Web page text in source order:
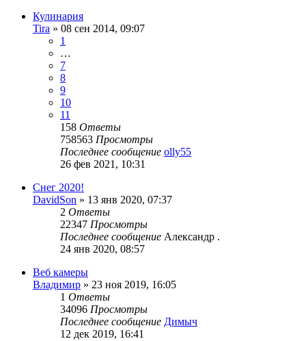
Кулинария
Tira » 08 сен 2014, 09:07
1
…
7
8
9
10
11
158 Ответы
758563 Просмотры
Последнее сообщение olly55
26 фев 2021, 10:31
Снег 2020!
DavidSon » 13 янв 2020, 07:37
2 Ответы
22347 Просмотры
Последнее сообщение Александр .
24 янв 2020, 08:57
Веб камеры
Владимир » 23 ноя 2019, 16:05
1 Ответы
34096 Просмотры
Последнее сообщение Димыч
12 дек 2019, 16:41